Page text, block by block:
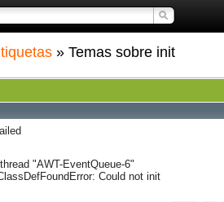
» Temas sobre init
"AWT-EventQueue-6"
Could not init